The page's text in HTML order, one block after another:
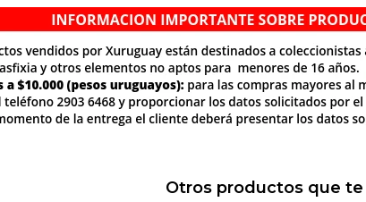
Otros productos que